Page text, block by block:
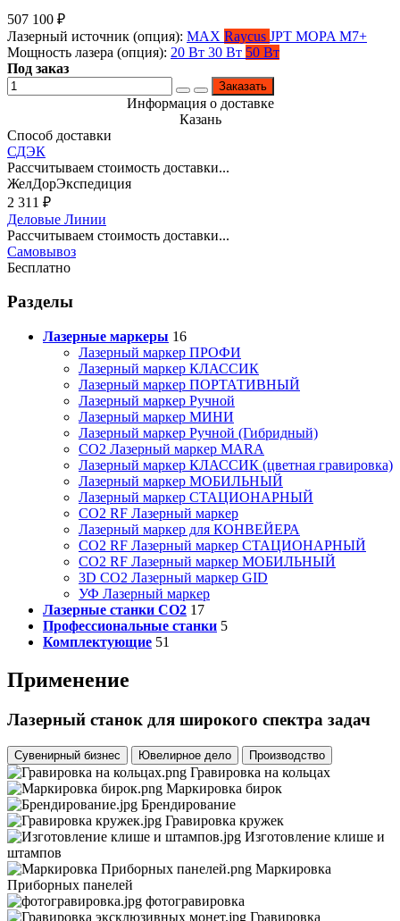
507 100 ₽
Лазерный источник (опция): MAX Raycus JPT MOPA M7+
Мощность лазера (опция): 20 Вт 30 Вт 50 Вт
Под заказ
Заказать
Информация о доставке
Казань
Способ доставки
СДЭК
Рассчитываем стоимость доставки...
ЖелДорЭкспедиция
2 311 ₽
Деловые Линии
Рассчитываем стоимость доставки...
Самовывоз
Бесплатно
Разделы
Лазерные маркеры 16
Лазерный маркер ПРОФИ
Лазерный маркер КЛАССИК
Лазерный маркер ПОРТАТИВНЫЙ
Лазерный маркер Ручной
Лазерный маркер МИНИ
Лазерный маркер Ручной (Гибридный)
CO2 Лазерный маркер MARA
Лазерный маркер КЛАССИК (цветная гравировка)
Лазерный маркер МОБИЛЬНЫЙ
Лазерный маркер СТАЦИОНАРНЫЙ
CO2 RF Лазерный маркер
Лазерный маркер для КОНВЕЙЕРА
CO2 RF Лазерный маркер СТАЦИОНАРНЫЙ
CO2 RF Лазерный маркер МОБИЛЬНЫЙ
3D CO2 Лазерный маркер GID
УФ Лазерный маркер
Лазерные станки CO2 17
Профессиональные станки 5
Комплектующие 51
Применение
Лазерный станок для широкого спектра задач
Сувенирный бизнес Ювелирное дело Производство
Гравировка на кольцах
Маркировка бирок
Брендирование
Гравировка кружек
Изготовление клише и
штампов
Маркировка
Приборных панелей
фотогравировка
Гравировка